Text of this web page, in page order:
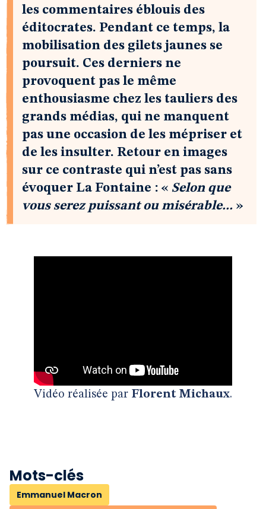
les commentaires éblouis des
éditocrates. Pendant ce temps, la
mobilisation des gilets jaunes se
poursuit. Ces derniers ne
provoquent pas le même
enthousiasme chez les tauliers des
grands médias, qui ne manquent
pas une occasion de les mépriser et
de les insulter. Retour en images
sur ce contraste qui n’est pas sans
évoquer La Fontaine : « Selon que
vous serez puissant ou misérable... »
Vidéo réalisée par Florent Michaux.
Mots-clés
Emmanuel Macron